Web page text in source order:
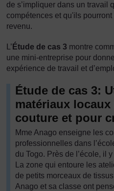
de s’impliquer dans un travail
compétences et qu'ils
revenu.
L’ Étude de cas 3 montre
une mini-entreprise pour
expérience de travail et
Étude de cas 3:
matériaux
couture et pour
Mme Anago enseigne les
professionnelles dans
du Togo. Près de l’école, il
La zone qui entoure les
de petits morceaux de
Anago et sa classe ont